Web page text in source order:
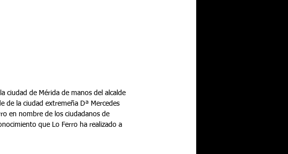
ciudad de Mérida de manos del alcalde
de la ciudad extremeña Dª Mercedes
en nombre de los ciudadanos de
que Lo Ferro ha realizado a